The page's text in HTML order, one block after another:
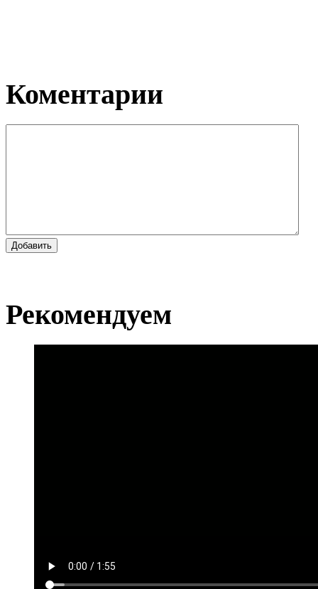
Коментарии
Добавить
Рекомендуем